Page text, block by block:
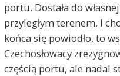
portu. Dostała do
przyległym terenem. I
końca się powiodło, to
Czechosłowacy
częścią portu, ale nadal